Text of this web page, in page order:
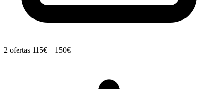
2 ofertas 115€ – 150€